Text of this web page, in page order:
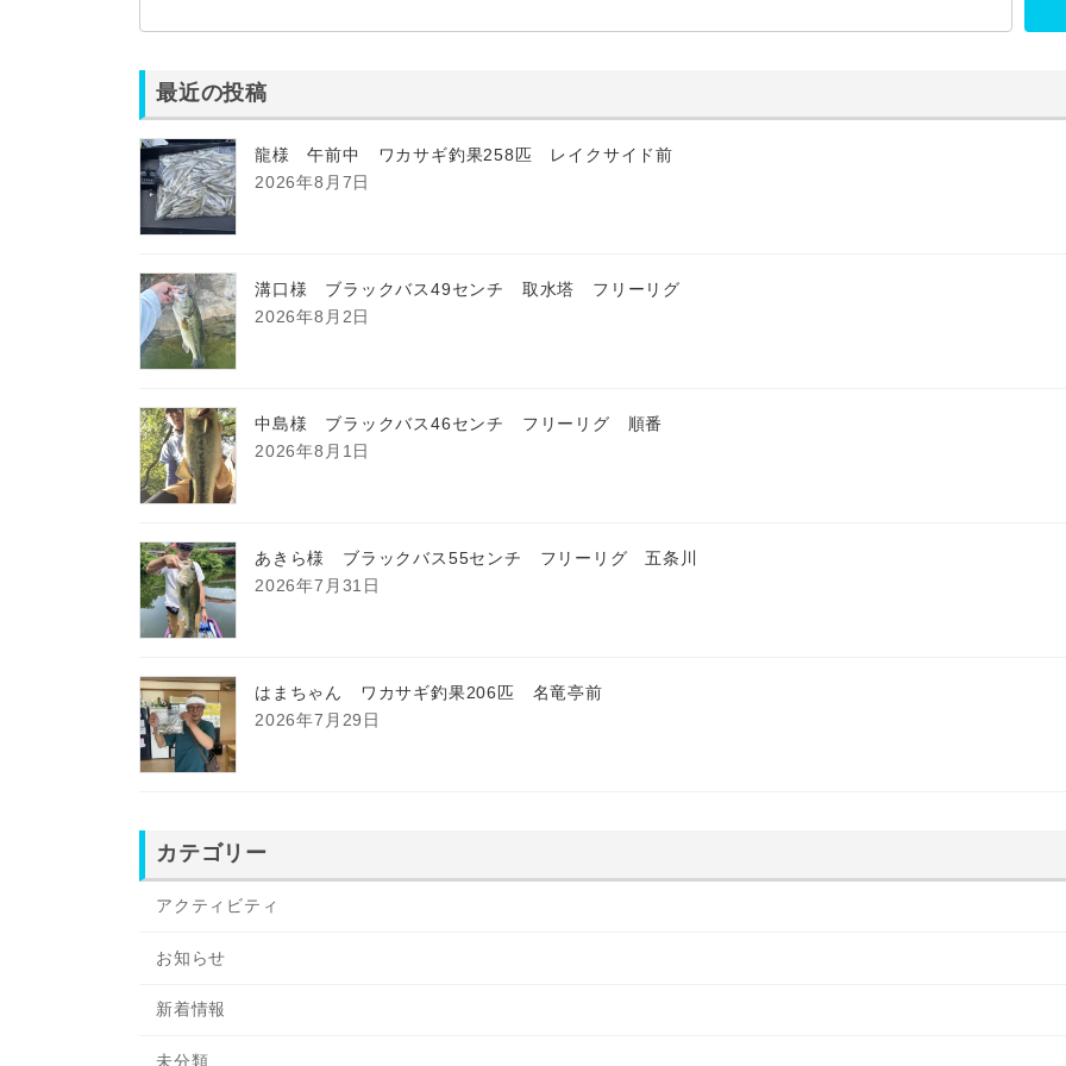
最近の投稿
龍様 午前中 ワカサギ釣果258匹 レイクサイド前
2026年8月7日
溝口様 ブラックバス49センチ 取水塔 フリーリグ
2026年8月2日
中島様 ブラックバス46センチ フリーリグ 順番
2026年8月1日
あきら様 ブラックバス55センチ フリーリグ 五条川
2026年7月31日
はまちゃん ワカサギ釣果206匹 名竜亭前
2026年7月29日
カテゴリー
アクティビティ
お知らせ
新着情報
未分類